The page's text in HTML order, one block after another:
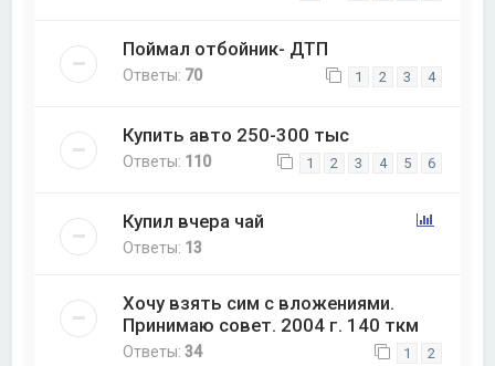
Поймал отбойник- ДТП
Ответы: 70 1 2 3 4
Купить авто 250-300 тыс
Ответы: 110 1 2 3 4 5 6
Купил вчера чай
Ответы: 13
Хочу взять сим с вложениями.
Принимаю совет. 2004 г. 140 ткм
Ответы:34 1 2